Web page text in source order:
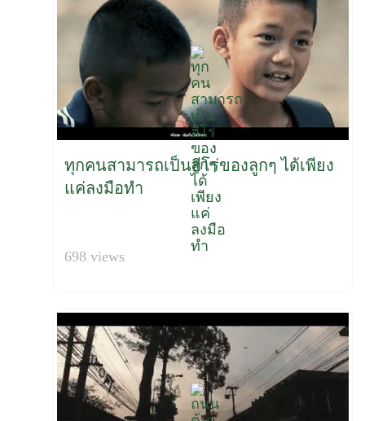
ทุกคนสามารถเป็นฮีโร่ของลูกๆ ได้เพียง
แค่ลงมือทำ
698 views